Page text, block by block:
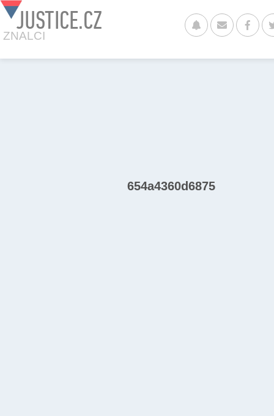
JUSTICE.CZ
ZNALCI
654a4360d6875